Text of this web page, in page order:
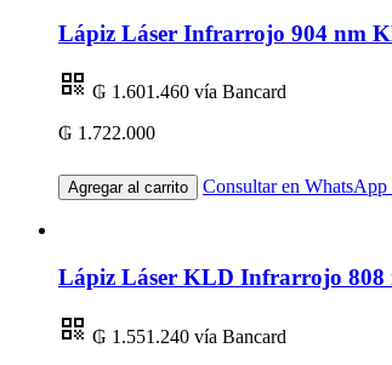
Lápiz Láser Infrarrojo 904 nm
₲ 1.601.460 vía Bancard
₲ 1.722.000
Agregar al carrito Consultar en WhatsApp
Lápiz Láser KLD Infrarrojo 808
₲ 1.551.240 vía Bancard